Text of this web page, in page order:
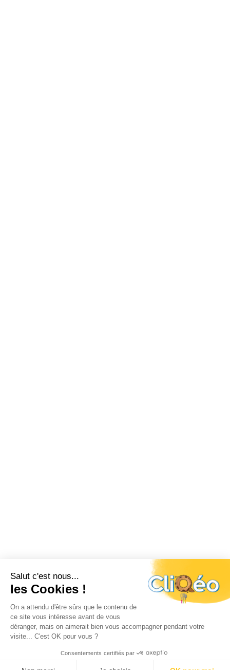
Salut c'est nous...
les Cookies !
On a attendu d'être sûrs que le contenu de
ce site vous intéresse avant de vous
déranger, mais on aimerait bien vous accompagner pendant votre
visite... C'est OK pour vous ?
Consentements certifiés par